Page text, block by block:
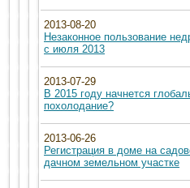
2013-08-20
Незаконное пользование
с июля 2013
2013-07-29
В 2015 году начнется
похолодание?
2013-06-26
Регистрация в доме на
дачном земельном участке